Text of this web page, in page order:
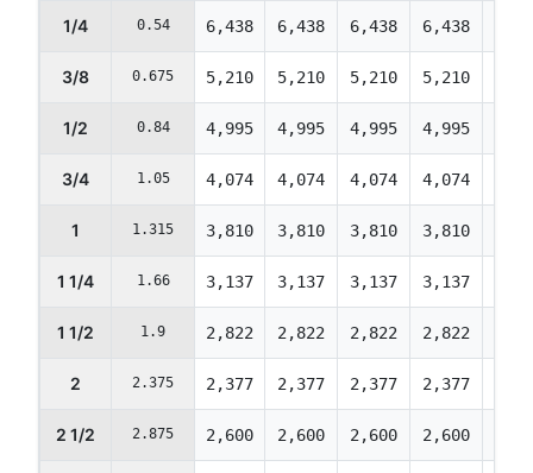
1/4 0.54 6,438 6,438 6,438 6,438
3/8 0.675 5,210 5,210 5,210 5,210
1/2 0.84 4,995 4,995 4,995 4,995
3/4 1.05 4,074 4,074 4,074 4,074
1 1.315 3,810 3,810 3,810 3,810
1 1/4 1.66 3,137 3,137 3,137 3,137
1 1/2 1.9 2,822 2,822 2,822 2,822
2 2.375 2,377 2,377 2,377 2,377
2 1/2 2.875 2,600 2,600 2,600 2,600